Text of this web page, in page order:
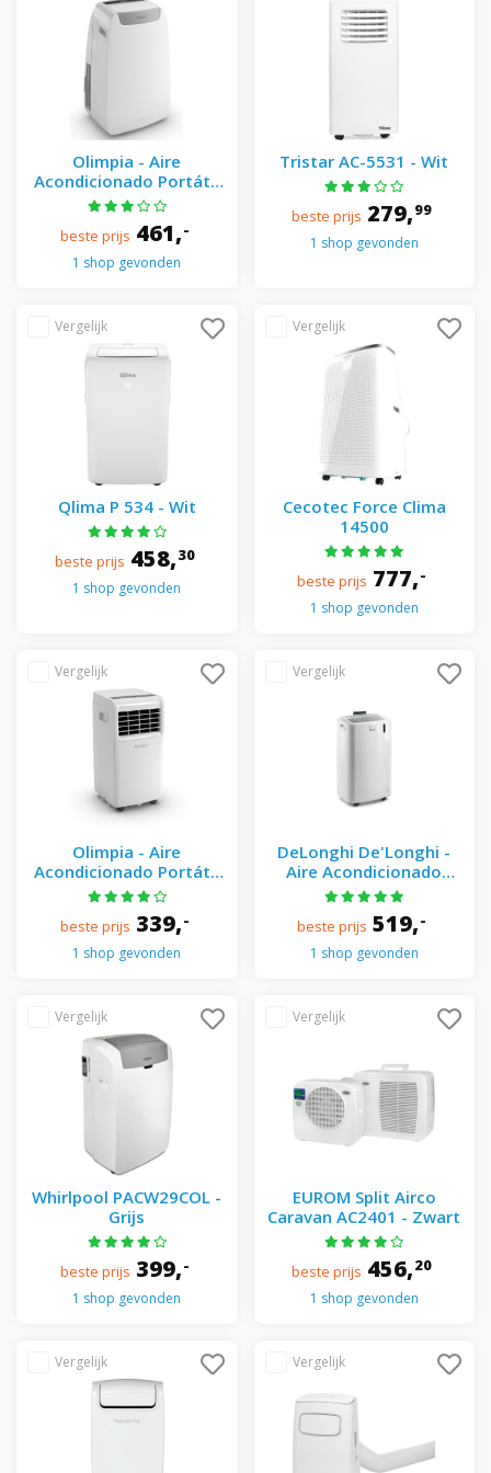
Olimpia - Aire
Acondicionado Portátil
Wifi Con 2.494 Frig/h
Dolceclima - Air Pro 13A
Blanco
beste prijs 461,-
1 shop gevonden
Tristar AC-5531 - Wit
beste prijs 279,99
1 shop gevonden
Qlima P 534 - Wit
beste prijs 458,30
1 shop gevonden
Cecotec Force Clima
14500
beste prijs 777,-
1 shop gevonden
Olimpia - Aire
Acondicionado Portátil
Con 1.978 Frig/h -
COMPACT 9 MWG Blanco
beste prijs 339,-
1 shop gevonden
DeLonghi De'Longhi -
Aire Acondicionado
Portátil De' Longhi Con
1.806 Frig/h - PAC EM77
Blanco
beste prijs 519,-
1 shop gevonden
Whirlpool PACW29COL -
Grijs
beste prijs 399,-
1 shop gevonden
EUROM Split Airco
Caravan AC2401 - Zwart
beste prijs 456,20
1 shop gevonden